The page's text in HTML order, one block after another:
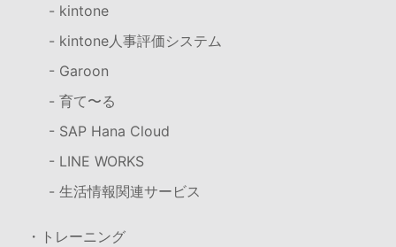
- kintone
- kintone人事評価システム
- Garoon
- 育て〜る
- SAP Hana Cloud
- LINE WORKS
- 生活情報関連サービス
・トレーニング